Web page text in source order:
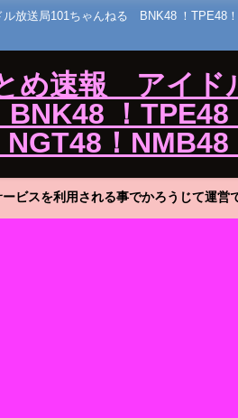
送局101ちゃんねる BNK48 ！TPE48！
め速報 アイ
！TPE48
！NMB48
スを利用される事でかろうじて運営